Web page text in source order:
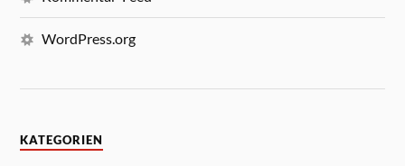
WordPress.org
KATEGORIEN